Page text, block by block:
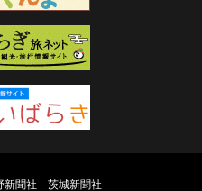
新聞社 茨城新聞社